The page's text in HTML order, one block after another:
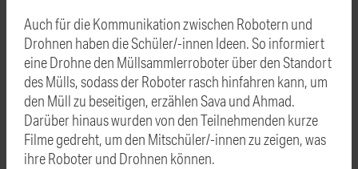
Auch für die Kommunikation zwischen Robotern und
Drohnen haben die Schüler/-innen Ideen. So informiert
eine Drohne den Müllsammlerroboter über den Standort
des Mülls, sodass der Roboter rasch hinfahren kann, um
den Müll zu beseitigen, erzählen Sava und Ahmad.
Darüber hinaus wurden von den Teilnehmenden kurze
Filme gedreht, um den Mitschüler/-innen zu zeigen, was
ihre Roboter und Drohnen können.